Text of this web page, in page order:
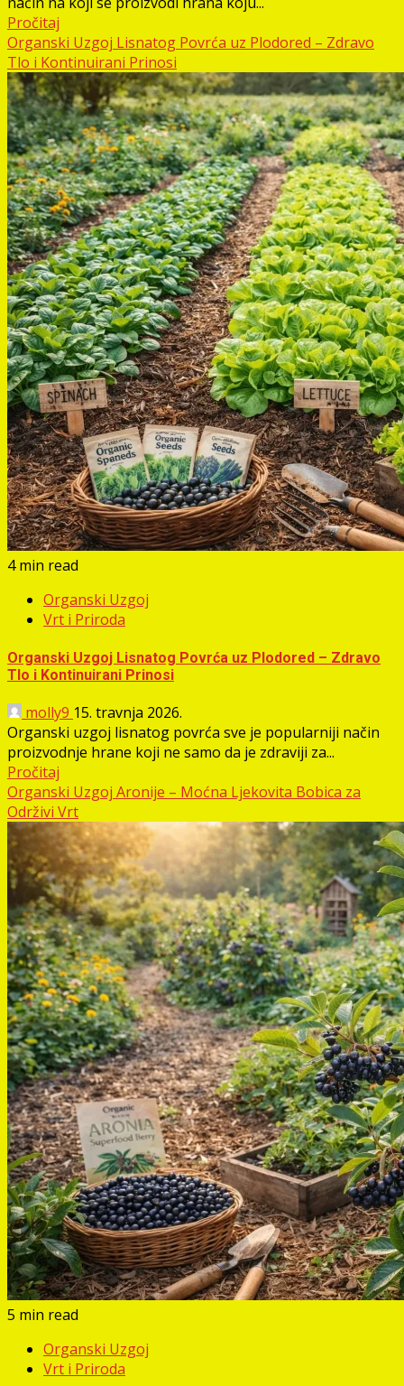
Pročitaj
Organski Uzgoj Lisnatog Povrća uz Plodored – Zdravo
Tlo i Kontinuirani Prinosi
4 min read
Organski Uzgoj
Vrt i Priroda
Organski Uzgoj Lisnatog Povrća uz Plodored – Zdravo
Tlo i Kontinuirani Prinosi
molly9 15. travnja 2026.
Organski uzgoj lisnatog povrća sve je popularniji način
proizvodnje hrane koji ne samo da je zdraviji za...
Pročitaj
Organski Uzgoj Aronije – Moćna Ljekovita Bobica za
Održivi Vrt
5 min read
Organski Uzgoj
Vrt i Priroda